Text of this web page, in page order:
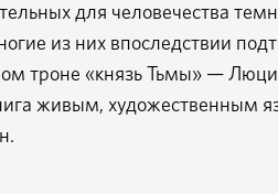
для человечества
из них впоследствии
троне «князь Тьмы» —
живым, художественным